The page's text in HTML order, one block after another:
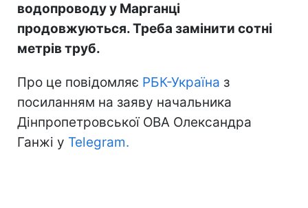
водопроводу у Марганці
продовжуються. Треба замінити сотні
метрів труб.
Про це повідомляє РБК-Україна з
посиланням на заяву начальника
Дінпропетровської ОВА Олександра
Ганжі у Telegram.